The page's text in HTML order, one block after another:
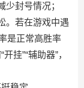
封号情况；
。若在游戏中遇
是正常高胜率
挂”“辅助器”‌，